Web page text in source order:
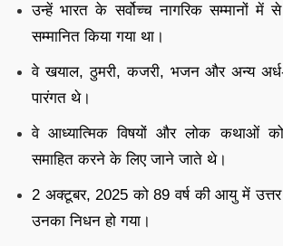
उन्हें भारत के सर्वोच्च नागरिक सम्मानों
सम्मानित किया गया था।
वे खयाल, ठुमरी, कजरी, भजन और अन्य अर्ध-
पारंगत थे।
वे आध्यात्मिक विषयों और लोक कथाओं को
समाहित करने के लिए जाने जाते थे।
2 अक्टूबर, 2025 को 89 वर्ष की आयु में उत्तर
उनका निधन हो गया।